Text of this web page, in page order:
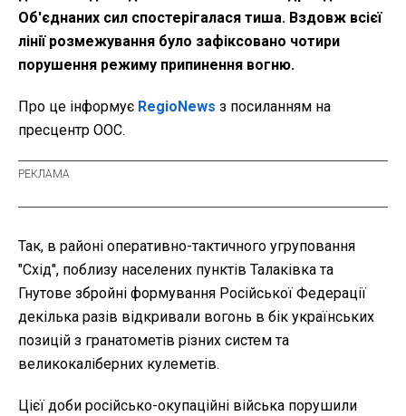
Об'єднаних сил спостерігалася тиша. Вздовж всієї
лінії розмежування було зафіксовано чотири
порушення режиму припинення вогню.
Про це інформує RegioNews з посиланням на
пресцентр ООС.
Так, в районі оперативно-тактичного угруповання
"Схід", поблизу населених пунктів Талаківка та
Гнутове збройні формування Російської Федерації
декілька разів відкривали вогонь в бік українських
позицій з гранатометів різних систем та
великокаліберних кулеметів.
Цієї доби російсько-окупаційні війська порушили